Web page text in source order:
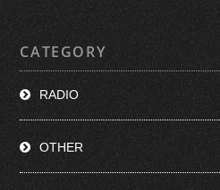
CATEGORY
RADIO
OTHER